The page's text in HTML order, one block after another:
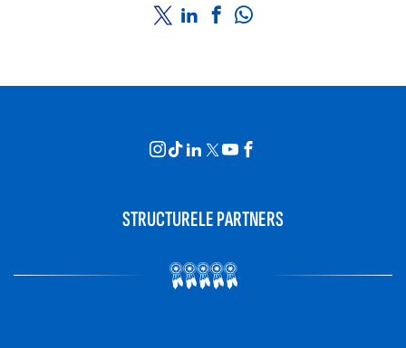
STRUCTURELE PARTNERS